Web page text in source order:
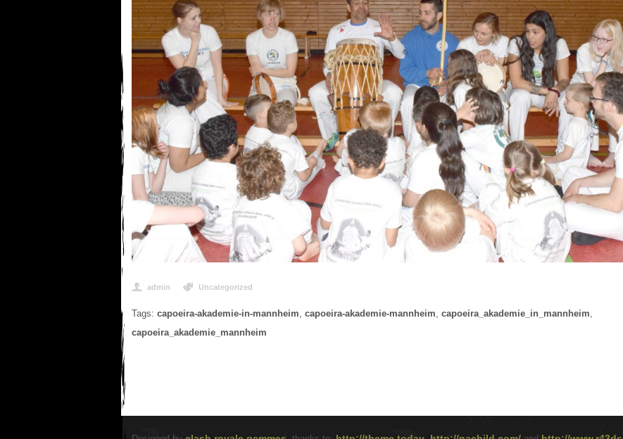
admin Uncategorized
Tags: capoeira-akademie-in-mannheim capoeira-akademie-mannheim capoeira_akademie_in_mannheim
capoeira_akademie_mannheim